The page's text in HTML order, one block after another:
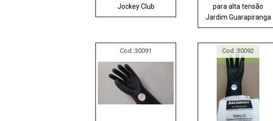
Jockey Club
para alta tensão
Jardim Guarapiranga
Cod.:30091 Cod.:30092